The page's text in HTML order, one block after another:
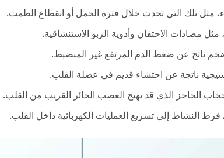
مثل تلك التي تحدث خلال فترة الحمل أو انقطاع الطمث.
مثل مضادات الاحتقان وأدوية الربو الاستنشاقية.
ناتج عن ضغط الدم المرتفع غير المنضبط.
ناتجة عن احتشاء قديم في عضلة القلب.
الحاجز الذي قد يهيج العصب الحائر القريب من القلب.
النشاط إلى تسريع العمليات الكهربائية داخل القلب.